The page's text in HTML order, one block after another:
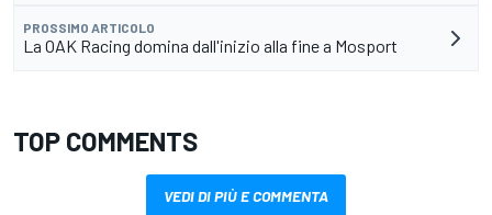
PROSSIMO ARTICOLO
La OAK Racing domina dall'inizio alla fine a Mosport
TOP COMMENTS
VEDI DI PIÙ E COMMENTA